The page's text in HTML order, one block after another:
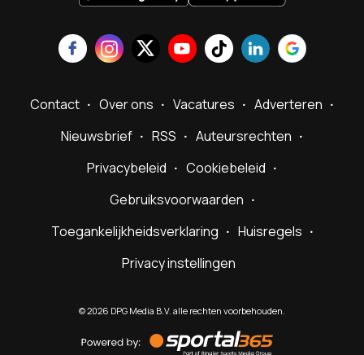
Contact Over ons Vacatures
Adverteren
Nieuwsbrief
RSS
Auteursrechten
Privacybeleid
Cookiebeleid
Gebruiksvoorwaarden
Toegankelijkheidsverklaring
Huisregels
Privacy instellingen
©2026 DPG Media B.V. alle rechten voorbehouden.
by
Sportal365